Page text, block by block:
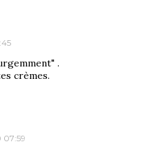
.
crèmes.
07:59